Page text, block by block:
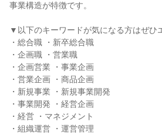
事業構造が特徴です。
▼以下のキーワードが気になる方はぜひ
・総合職 ・新卒総合職
・企画職 ・営業職
・企画営業 ・事業企画
・営業企画 ・商品企画
・新規事業 ・新規事業開発
・事業開発 ・経営企画
・経営 ・マネジメント
・組織運営 ・運営管理